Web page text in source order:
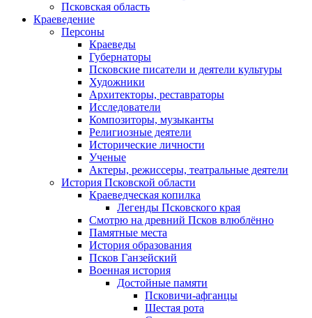
Псковская область
Краеведение
Персоны
Краеведы
Губернаторы
Псковские писатели и деятели культуры
Художники
Архитекторы, реставраторы
Исследователи
Композиторы, музыканты
Религиозные деятели
Исторические личности
Ученые
Актеры, режиссеры, театральные деятели
История Псковской области
Краеведческая копилка
Легенды Псковского края
Смотрю на древний Псков влюблённо
Памятные места
История образования
Псков Ганзейский
Военная история
Достойные памяти
Псковичи-афганцы
Шестая рота